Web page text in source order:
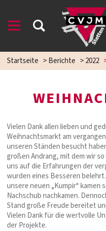
Startseite >Berichte >2022
Vielen Dank allen lieben und
Weihnachtsmarkt am
unseren Ständen besucht
großen Andrang, mit dem wir
uns auf die Erfahrungen der
wurden eines Besseren
unsere neuen „Kumpir“ kamen
Nachschub nachkamen.
Stand große Freude bereitet
Vielen Dank für die wertvolle
der Projekte.